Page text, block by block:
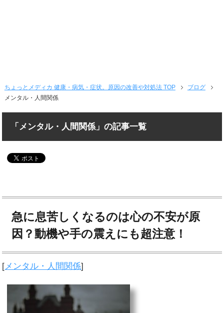
ちょっとメディカ 健康・病気・症状。原因の改善や対処法 TOP
ブログ
メンタル・人間関係
「メンタル・人間関係」の記事一覧
急に息苦しくなるのは心の不安が原
因？動機や手の震えにも超注意！
[ メンタル・人間関係]